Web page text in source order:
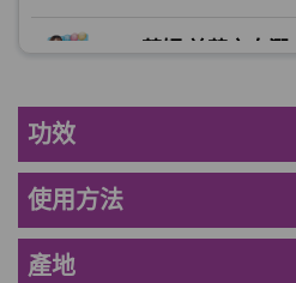
草姬 益菌之白潤
HKD$99
草姬 調經緊緻
HKD$169
HKD$369
功效
使用方法
產地